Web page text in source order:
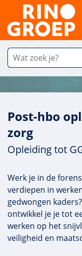
Post-hbo
zorg
Opleiding tot
Werk je in de
verdiepen in
gedwongen
ontwikkel je je tot
werken op het
veiligheid en